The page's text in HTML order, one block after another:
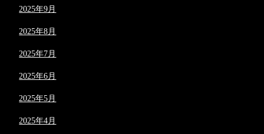
2025年9月
2025年8月
2025年7月
2025年6月
2025年5月
2025年4月